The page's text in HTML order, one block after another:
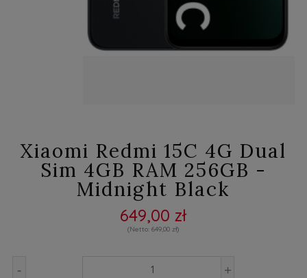
Xiaomi Redmi 15C 4G Dual
Sim 4GB RAM 256GB -
Midnight Black
649,00 zł
649,00 zł
- +